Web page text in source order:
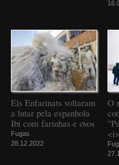
Els Enfarinats voltaram
a lutar pela espanhola
Ibi com farinhas e ovos
Fugas
28.12.2022
O